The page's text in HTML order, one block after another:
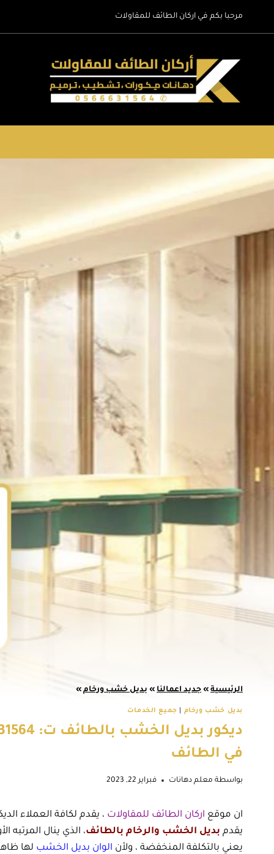
مرحبا بكم في اركان الطائف للمقاولات
الرئيسية » جديد اعمالنا » بديل خشب ورخام »
بديل خشب ورخام جميع الخدمات
في الطائف
بواسطة معلم دهانات فبراير 22, 2023
ان موقع اركان الطائف للمقاولات ، يقدم لكافة العملاء
يقدم بديل الخشب والرخام بالطائف، الذي ينال المرتبه
يعني بالتكلفة المنخفضة ، ولأن الوان بديل الخشب لها